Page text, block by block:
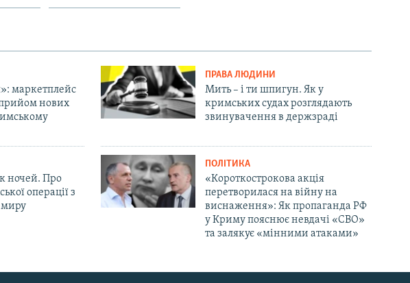
маркетплейс
нових
ПРАВА ЛЮДИНИ
Мить – і ти шпигун. Як у
кримських судах розглядають
звинувачення в держзраді
ночей. Про
операції з
миру
ПОЛІТИКА
«Короткострокова акція
перетворилася на війну на
виснаження»: Як пропаганда РФ
у Криму пояснює невдачі «СВО»
та залякує «мінними атаками»